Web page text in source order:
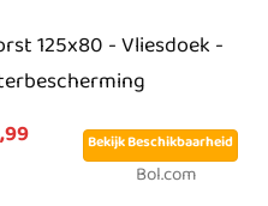
125x80 - Vliesdoek -
Bekijk Beschikbaarheid
Bol.com